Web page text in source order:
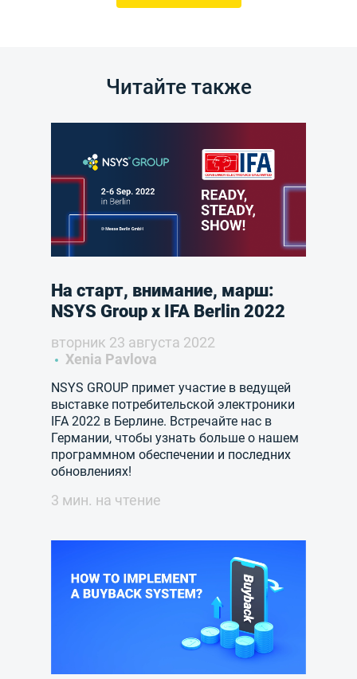
Читайте также
На старт, внимание, марш:
NSYS Group х IFA Berlin 2022
вторник 23 августа 2022
Xenia Pavlova
NSYS GROUP примет участие в ведущей
выставке потребительской электроники
IFA 2022 в Берлине. Встречайте нас в
Германии, чтобы узнать больше о нашем
программном обеспечении и последних
обновлениях!
3 мин. на чтение